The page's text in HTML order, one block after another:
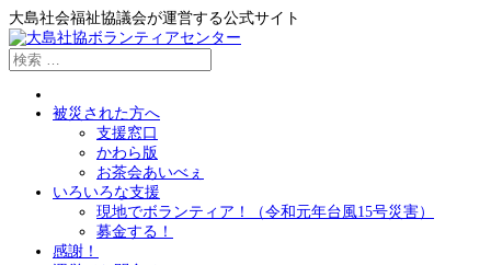
大島社会福祉協議会が運営する公式サイト
被災された方へ
支援窓口
かわら版
お茶会あいべぇ
いろいろな支援
現地でボランティア！（令和元年台風15号災害）
募金する！
感謝！